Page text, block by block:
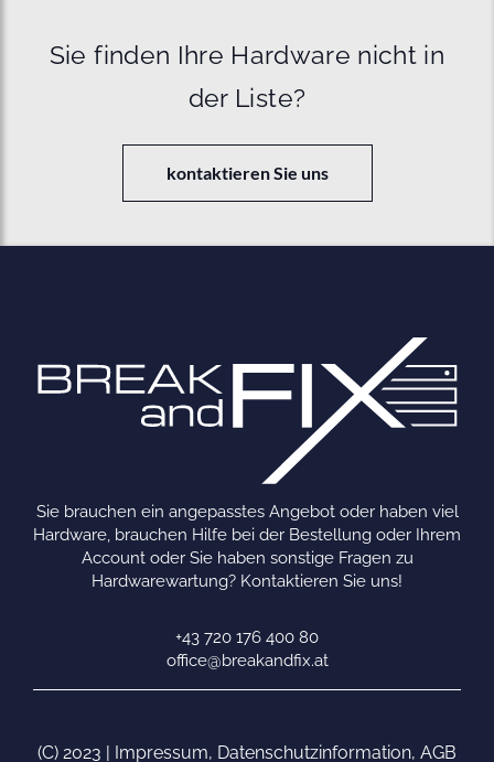
Sie finden Ihre Hardware nicht in
der Liste?
kontaktieren Sie uns
Sie brauchen ein angepasstes Angebot oder haben viel
Hardware, brauchen Hilfe bei der Bestellung oder Ihrem
Account oder Sie haben sonstige Fragen zu
Hardwarewartung? Kontaktieren Sie uns!
+43 720 176 400 80
office@breakandfix.at
(C) 2023 | Impressum, Datenschutzinformation, AGB